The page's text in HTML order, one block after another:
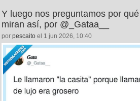
Y luego nos preguntamos por
miran así, por @_Gataa__
por pescaito el 1 jun 2026, 10:40